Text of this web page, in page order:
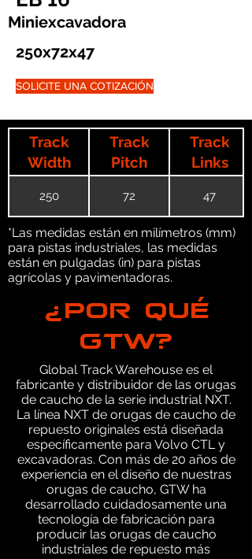
Miniexcavadora
250x72x47
SOLICITE UNA COTIZACIÓN
Track
Width
Track
Pitch
Track
Links
250 72 47
*Las medidas están en milímetros (mm)
para pistas industriales, las medidas
están en pulgadas (in) para pistas
agrícolas y pavimentadoras.
¿POR QUÉ
GTW?
Global Track Warehouse es el
fabricante y distribuidor de las orugas
de caucho de la serie industrial NXT.
La línea NXT de orugas de caucho de
repuesto originales está diseñada
específicamente para Volvo CTL y
excavadoras. Con más de 20 años de
experiencia en el diseño de nuestras
orugas de caucho, GTW ha
desarrollado cuidadosamente una
tecnología de fabricación para
producir las orugas de caucho
industriales de repuesto más